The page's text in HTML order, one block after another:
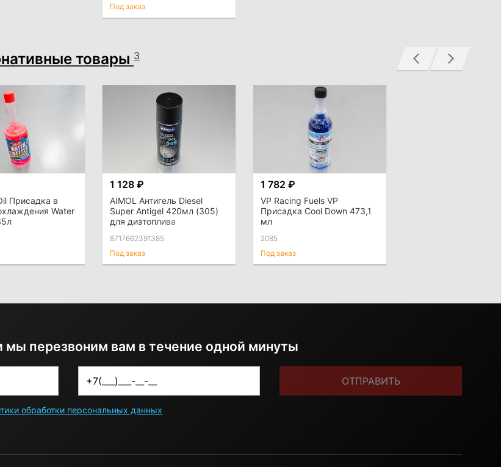
Под заказ
товары 3
Присадка в
Water
1 128 ₽
AIMOL Антигель Diesel
Super Antigel 420мл (305)
для дизтоплива
8717662391385
Под заказ
1 782 ₽
VP Racing Fuels VP
Присадка Cool Down 473,1
мл
2085
Под заказ
мы перезвоним вам в течение одной минуты
ОТПРАВИТЬ
обработки персональных данных